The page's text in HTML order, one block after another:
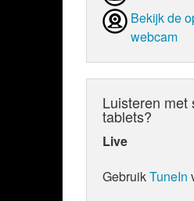
Bekijk de
webcam
Luisteren met
tablets?
Live
GebruikTuneIn